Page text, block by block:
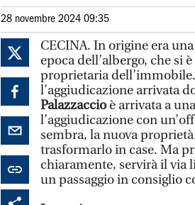
28 novembre 2024 09:35
CECINA. In origine era
epoca dell’albergo, che si
proprietaria
l’aggiudicazione arrivata
Palazzaccioè arrivata a
l’aggiudicazione con
sembra, la nuova
trasformarlo in case. Ma
chiaramente, servirà il via
un passaggio in consiglio